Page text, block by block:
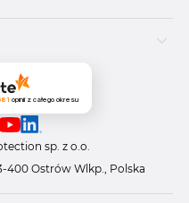
opinii z całego okresu
sp. z o.o.
400 Ostrów Wlkp., Polska